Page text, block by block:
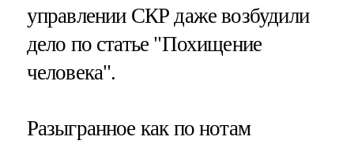
управлении СКР даже возбудили
дело по статье "Похищение
человека".
Разыгранное как по нотам